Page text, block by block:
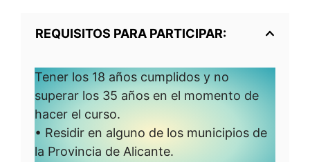
REQUISITOS PARA PARTICIPAR:
Tener los 18 años cumplidos y no
superar los 35 años en el momento de
hacer el curso.
• Residir en alguno de los municipios de
la Provincia de Alicante.